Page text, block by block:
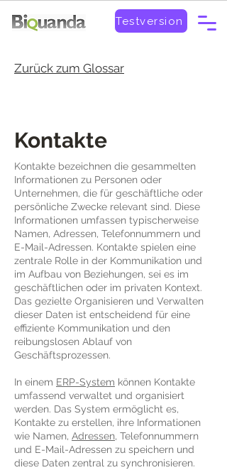
Testversion
Zurück zum Glossar
Kontakte
Kontakte bezeichnen die gesammelten
Informationen zu Personen oder
Unternehmen, die für geschäftliche oder
persönliche Zwecke relevant sind. Diese
Informationen umfassen typischerweise
Namen, Adressen, Telefonnummern und
E-Mail-Adressen. Kontakte spielen eine
zentrale Rolle in der Kommunikation und
im Aufbau von Beziehungen, sei es im
geschäftlichen oder im privaten Kontext.
Das gezielte Organisieren und Verwalten
dieser Daten ist entscheidend für eine
effiziente Kommunikation und den
reibungslosen Ablauf von
Geschäftsprozessen.
In einem ERP-System können Kontakte
umfassend verwaltet und organisiert
werden. Das System ermöglicht es,
Kontakte zu erstellen, ihre Informationen
wie Namen, Adressen, Telefonnummern
und E-Mail-Adressen zu speichern und
diese Daten zentral zu synchronisieren.